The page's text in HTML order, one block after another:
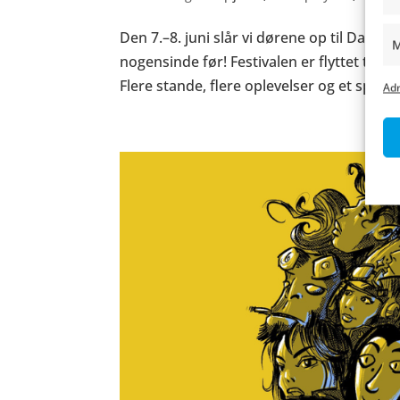
Den 7.–8. juni slår vi dørene op til
nogensinde før! Festivalen er flyttet til
Flere stande, flere oplevelser og et